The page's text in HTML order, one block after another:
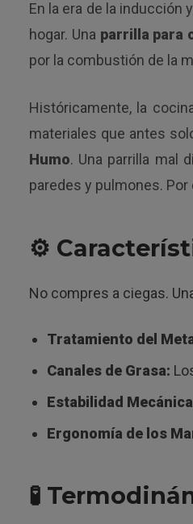
En la era de la
hogar. Una parrilla para
por la combustión de la
Históricamente, la
materiales que antes
Humo. Una parrilla mal
paredes y pulmones.
⚙️
No compres a ciegas.
Tratamiento del
Canales de Grasa:
Estabilidad
Ergonomía de los
🧪